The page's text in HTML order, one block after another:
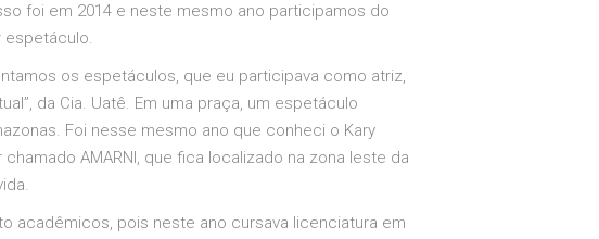
foi em 2014 e neste mesmo ano participamos do
espetáculo.
os espetáculos, que eu participava como atriz,
da Cia. Uatê. Em uma praça, um espetáculo
Foi nesse mesmo ano que conheci o Kary
AMARNI, que fica localizado na zona leste da
acadêmicos, pois neste ano cursava licenciatura em